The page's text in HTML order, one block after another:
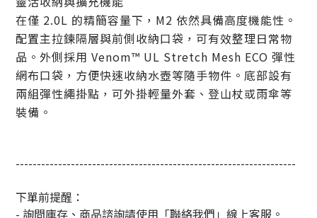
在僅 2.0L 的精簡容量下， M2 依然具備高度機能性。
配置主拉鍊隔層與前側收納口袋，可有效整理日常物
品。外側採用 Venom™ UL Stretch Mesh ECO 彈性
網布口袋，方便快速收納水壺等隨手物件。底部設有
兩組彈性繩掛點，可外掛輕量外套、登山杖或雨傘等
裝備。
------------------------------------------------------------------
下單前提醒：
- 詢問庫存、商品諮詢請使用「聯絡我們」線上客服。